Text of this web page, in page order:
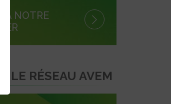
À NOTRE
LE RÉSEAU AVEM